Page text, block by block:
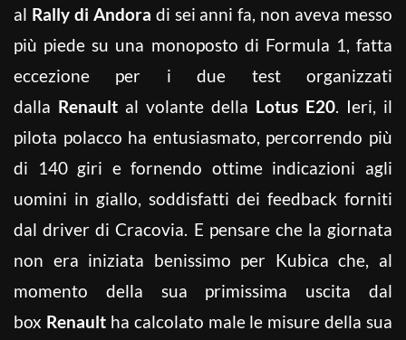
al Rally di Andora di sei anni fa, non aveva messo
più piede su una monoposto di Formula 1, fatta
eccezione per i due test organizzati
dalla Renault al volante della Lotus E20. Ieri, il
pilota polacco ha entusiasmato, percorrendo più
di 140 giri e fornendo ottime indicazioni agli
uomini in giallo, soddisfatti dei feedback forniti
dal driver di Cracovia. E pensare che la giornata
non era iniziata benissimo per Kubica che, al
momento della sua primissima uscita dal
box Renaultha calcolato male le misure della sua